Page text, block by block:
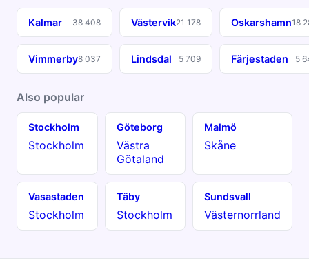
Kalmar 38 408 Västervik21 178 Oskarshamn18
Vimmerby8 037 Lindsdal 5 709 Färjestaden 5
Also popular
Stockholm
Stockholm
Göteborg
Västra
Götaland
Malmö
Skåne
Vasastaden
Stockholm
Täby
Stockholm
Sundsvall
Västernorrland